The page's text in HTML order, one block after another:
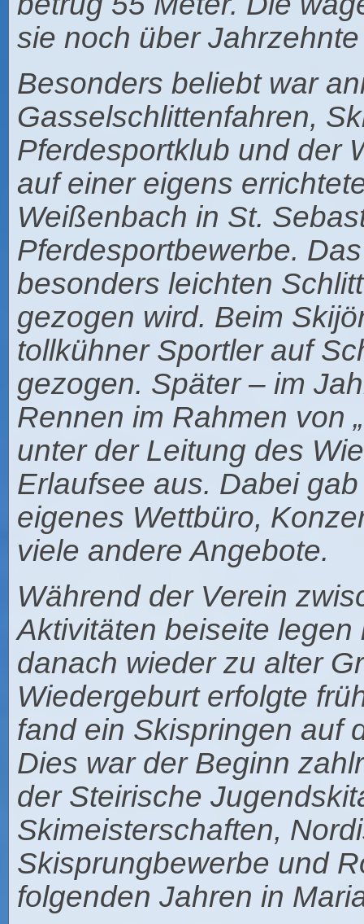
sie noch über
Besonders beliebt war
Gasselschlittenfahren,
Pferdesportklub und der
auf einer eigens
Weißenbach in St.
Pferdesportbewerbe.
besonders leichten
gezogen wird. Beim
tollkühner Sportler auf
gezogen. Später – im
Rennen im Rahmen von
unter der Leitung des
Erlaufsee aus. Dabei
eigenes Wettbüro,
viele andere Angebote.
Während der Verein
Aktivitäten beiseite
danach wieder zu alter
Wiedergeburt erfolgte
fand ein Skispringen auf
Dies war der Beginn
der Steirische
Skimeisterschaften,
Skisprungbewerbe und
folgenden Jahren in